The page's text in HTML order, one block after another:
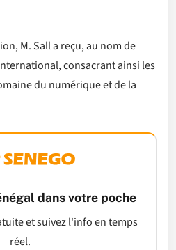
M. Sall a reçu, au nom de
consacrant ainsi les
du numérique et de la
dans votre poche
et suivez l'info en temps
réel.